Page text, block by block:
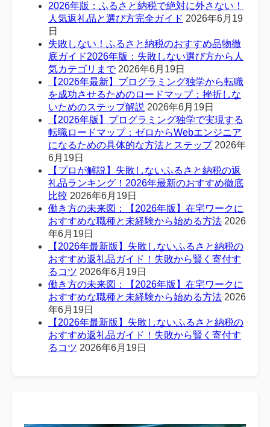
2026年版：ふるさと納税で絶対に外さない！
人気返礼品と選び方完全ガイド 2026年6月19
日
失敗しない！ふるさと納税のおすすめ品物徹
底ガイド2026年版：失敗しない選び方から人
気カテゴリまで 2026年6月19日
【2026年最新】プログラミング独学から転職
を成功させるためのロードマップ：挫折しな
いためのステップ解説 2026年6月19日
【2026年版】プログラミング独学で実現する
転職ロードマップ：ゼロからWebエンジニア
になるための具体的な方法とステップ 2026年
6月19日
【プロが解説】失敗しないふるさと納税の返
礼品ランキング！2026年最新のおすすめ徹底
比較 2026年6月19日
働き方の未来図：【2026年版】在宅ワークに
おすすめな職種と未経験から始める方法 2026
年6月19日
【2026年最新版】失敗しないふるさと納税の
おすすめ返礼品ガイド！失敗から賢く寄付す
るコツ 2026年6月19日
働き方の未来図：【2026年版】在宅ワークに
おすすめな職種と未経験から始める方法 2026
年6月19日
【2026年最新版】失敗しないふるさと納税の
おすすめ返礼品ガイド！失敗から賢く寄付す
るコツ 2026年6月19日